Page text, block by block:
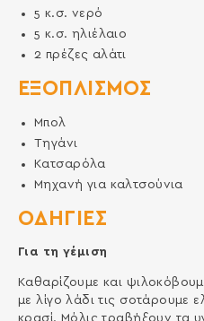
ΟΔΗΓΙΕΣ
Για τη γέμιση
Καθαρίζουμε και
με λίγο λάδι τις σοτάρουμε
κρασί. Μόλις τραβήξουν τα
5 κ.σ. νερό
5 κ.σ. ηλιέλαιο
2 πρέζες αλάτι
ΕΞΟΠΛΙΣΜΌΣ
Μπολ
Τηγάνι
Κατσαρόλα
Μηχανή για καλτσούνια